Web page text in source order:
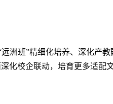
洲班”精细化培养、深化产
化校企联动，培育更多适配